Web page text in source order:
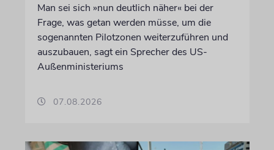
Man sei sich »nun deutlich näher« bei der
Frage, was getan werden müsse, um die
sogenannten Pilotzonen weiterzuführen und
auszubauen, sagt ein Sprecher des US-
Außenministeriums
07.08.2026